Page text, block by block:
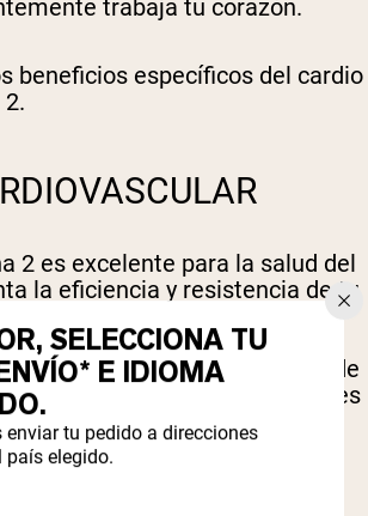
trabaja tu corazón.
beneficios específicos del cardio
2 es excelente para la salud del
la eficiencia y resistencia de tu
reduce la frecuencia cardíaca
arterial, y disminuye la
arterias (tres factores clave de
cardíacas y accidentes
SELECCIONA TU
E IDIOMA
enviar tu pedido a direcciones
país elegido.